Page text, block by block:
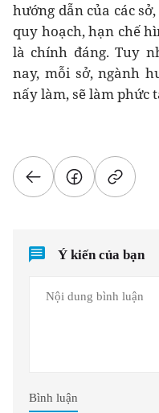
hướng dẫn của các
quy hoạch, hạn chế
là chính đáng. Tuy
nay, mỗi sở, ngành
nấy làm, sẽ làm phức
Ý kiến của bạn
Bình luận